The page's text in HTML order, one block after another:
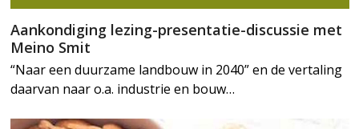
Aankondiging lezing-presentatie-discussie met
Meino Smit
“Naar een duurzame landbouw in 2040” en de vertaling
daarvan naar o.a. industrie en bouw…